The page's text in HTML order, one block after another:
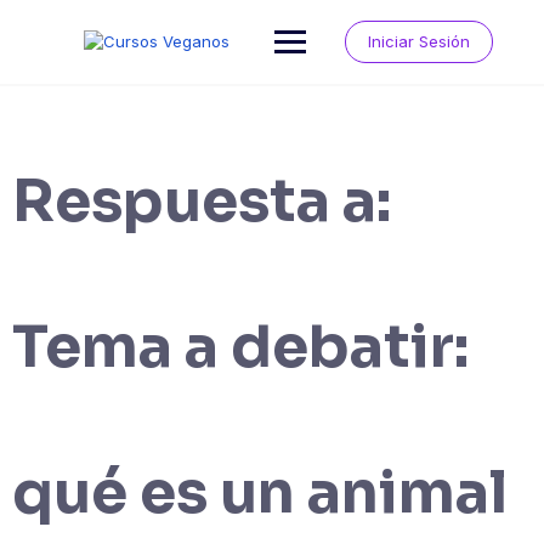
Iniciar Sesión
Respuesta a:
Tema a debatir:
qué es un animal